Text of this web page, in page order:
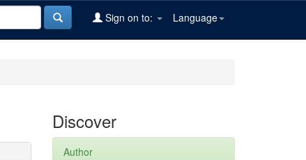
Language
Sign on to:
Discover
Author